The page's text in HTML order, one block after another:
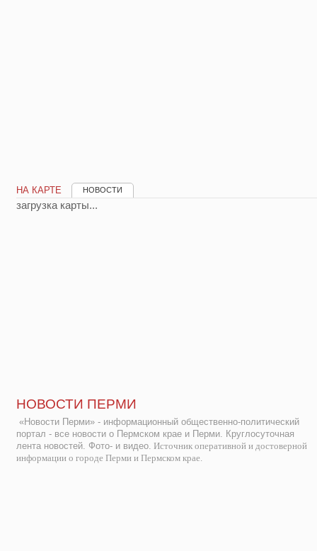
НА КАРТЕ НОВОСТИ
загрузка карты...
НОВОСТИ ПЕРМИ
«Новости Перми» - информационный общественно-политический
портал - все новости о Пермском крае и Перми. Круглосуточная
лента новостей. Фото- и видео. Источник оперативной и достоверной
информации о городе Перми и Пермском крае.